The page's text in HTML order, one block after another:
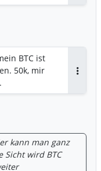
BTC ist
50k, mir
kann man ganz
Sicht wird BTC